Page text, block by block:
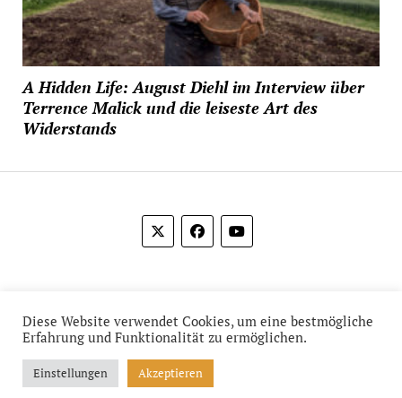
A Hidden Life: August Diehl im Interview über
Terrence Malick und die leiseste Art des
Widerstands
Mission News Themeby Compete Themes.
Diese Website verwendet Cookies, um eine bestmögliche
Erfahrung und Funktionalität zu ermöglichen.
Einstellungen Akzeptieren